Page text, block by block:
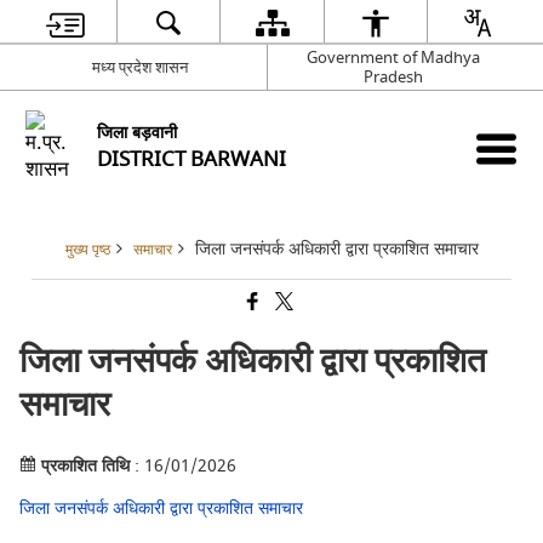
मध्‍य प्रदेश शासन
Government of Madhya
Pradesh
जिला बड़वानी
DISTRICT BARWANI
मुख्य पृष्ठ समाचार जिला जनसंपर्क अधिकारी द्वारा प्रकाशित समाचार
जिला जनसंपर्क अधिकारी द्वारा प्रकाशित
समाचार
प्रकाशित तिथि: 16/01/2026
जिला जनसंपर्क अधिकारी द्वारा प्रकाशित समाचार